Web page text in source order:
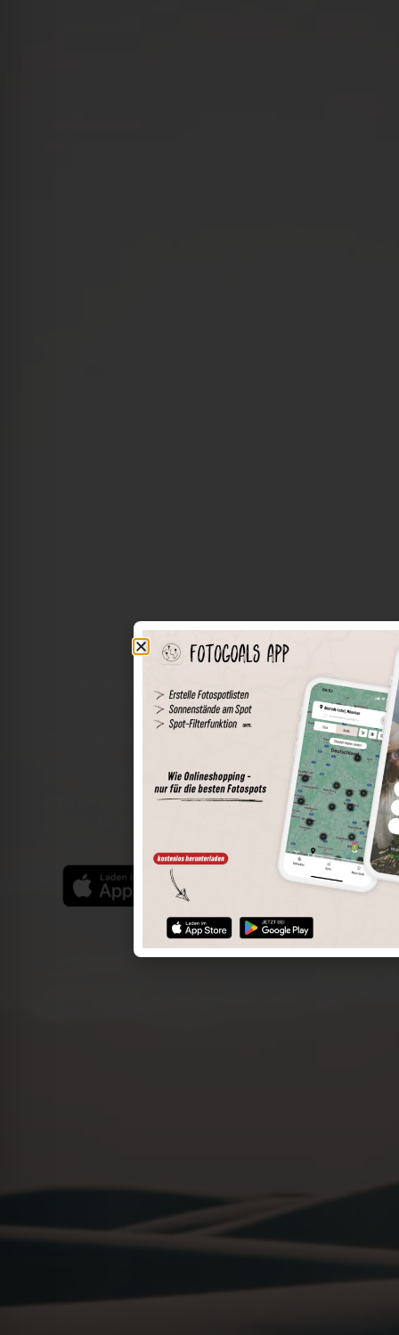
Die Welt der Orte in deiner Tasche
Spots speichern
Sonnenstände am Spot
Spotdetails
Filterfunktion
Finde die besten Fotospots noch einfacher mit unserer
App für iOS und Android und genieße einen größeren